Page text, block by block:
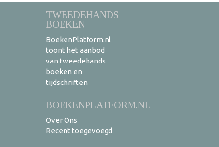
TWEEDEHANDS
BOEKEN
BoekenPlatform.nl
toont het aanbod
van tweedehands
boeken en
tijdschriften
BOEKENPLATFORM.NL
Over Ons
Recent toegevoegd